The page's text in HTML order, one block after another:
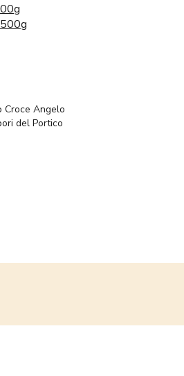
Croce Angelo
del Portico